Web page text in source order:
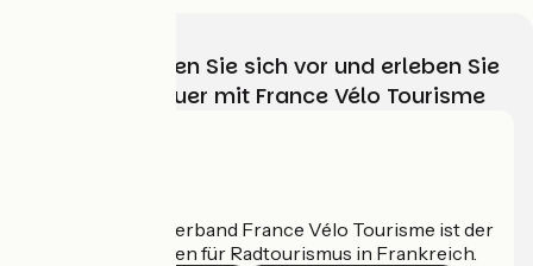
Wählen, bereiten Sie sich vor und erleben Sie
Ihr Radabenteuer mit France Vélo Tourisme
Der nationale Verband France Vélo Tourisme ist der
offizielle Leitfaden für Radtourismus in Frankreich.